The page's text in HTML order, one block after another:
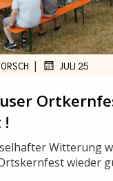
| JULI 25
!
Witterung
wieder